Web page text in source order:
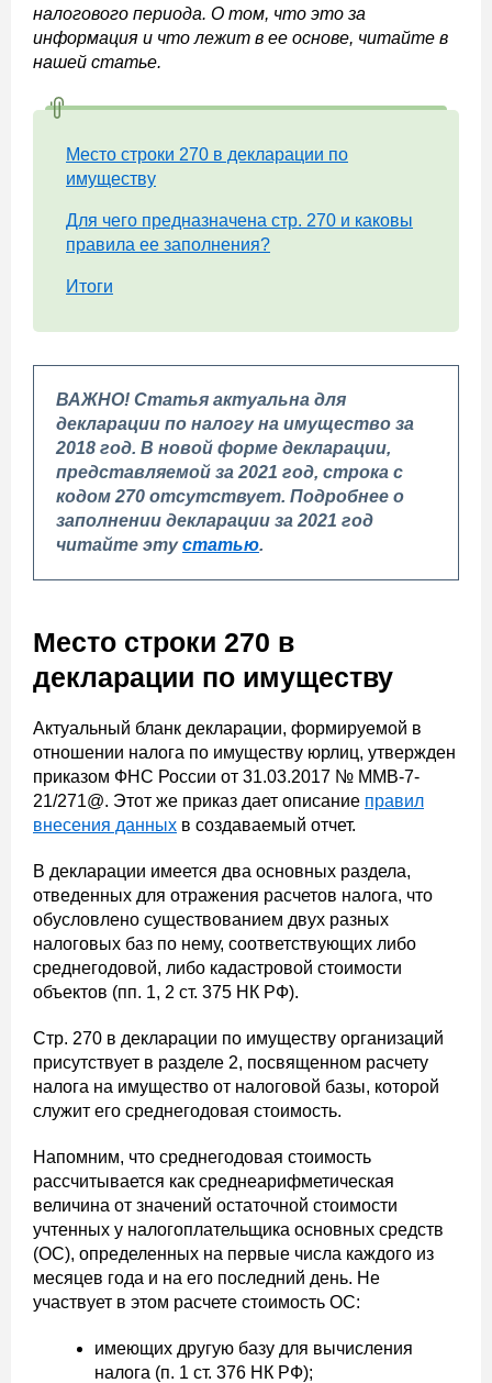
налогового периода. О том, что это за
информация и что лежит в ее основе, читайте в
нашей статье.
Место строки 270 в декларации по
имуществу
Для чего предназначена стр. 270 и каковы
правила ее заполнения?
Итоги
ВАЖНО! Статья актуальна для
декларации по налогу на имущество за
2018 год. В новой форме декларации,
представляемой за 2021 год, строка с
кодом 270 отсутствует. Подробнее о
заполнении декларации за 2021 год
читайте этустатью.
Место строки 270 в
декларации по имуществу
Актуальный бланк декларации, формируемой в
отношении налога по имуществу юрлиц, утвержден
приказом ФНС России от 31.03.2017 № ММВ-7-
21/271@. Этот же приказ дает описание правил
внесения данных в создаваемый отчет.
В декларации имеется два основных раздела,
отведенных для отражения расчетов налога, что
обусловлено существованием двух разных
налоговых баз по нему, соответствующих либо
среднегодовой, либо кадастровой стоимости
объектов (пп. 1, 2 ст. 375 НК РФ).
Cтр. 270 в декларации по имуществу организаций
присутствует в разделе 2, посвященном расчету
налога на имущество от налоговой базы, которой
служит его среднегодовая стоимость.
Напомним, что среднегодовая стоимость
рассчитывается как среднеарифметическая
величина от значений остаточной стоимости
учтенных у налогоплательщика основных средств
(ОС), определенных на первые числа каждого из
месяцев года и на его последний день. Не
участвует в этом расчете стоимость ОС:
имеющих другую базу для вычисления
налога (п. 1 ст. 376 НК РФ);